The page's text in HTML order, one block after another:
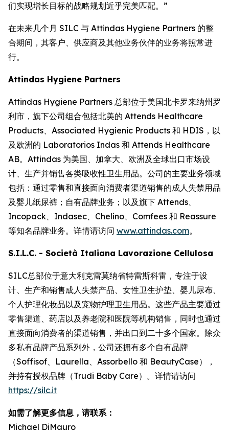
们实现增长目标的战略规划近乎完美匹配。”
在未来几个月 SILC 与 Attindas Hygiene Partners 的整
合期间，其客户、供应商及其他业务伙伴的业务将照常进
行。
Attindas Hygiene Partners
Attindas Hygiene Partners 总部位于美国北卡罗来纳州罗
利市，旗下公司组合包括北美的 Attends Healthcare
Products、Associated Hygienic Products 和 HDIS，以
及欧洲的 Laboratorios Indas 和 Attends Healthcare
AB。Attindas 为美国、加拿大、欧洲及全球出口市场设
计、生产并销售各类吸收性卫生用品。公司的主要业务领域
包括：通过零售和直接面向消费者渠道销售的成人失禁用品
及婴儿纸尿裤；自有品牌业务；以及旗下 Attends、
Incopack、Indasec、Chelino、Comfees 和 Reassure
等知名品牌业务。详情请访问 www.attindas.com。
S.I.L.C. - Società Italiana Lavorazione Cellulosa
SILC总部位于意大利克雷莫纳省特雷斯科雷，专注于设
计、生产和销售成人失禁产品、女性卫生护垫、婴儿尿布、
个人护理化妆品以及宠物护理卫生用品。这些产品主要通过
零售渠道、药店以及养老院和医院等机构销售，同时也通过
直接面向消费者的渠道销售，并出口到二十多个国家。除众
多私有品牌产品系列外，公司还拥有多个自有品牌
（Soffisof、Laurella、Assorbello 和 BeautyCase），
并持有授权品牌（Trudi Baby Care）。详情请访问
https://silc.it
如需了解更多信息，请联系：
Michael DiMauro